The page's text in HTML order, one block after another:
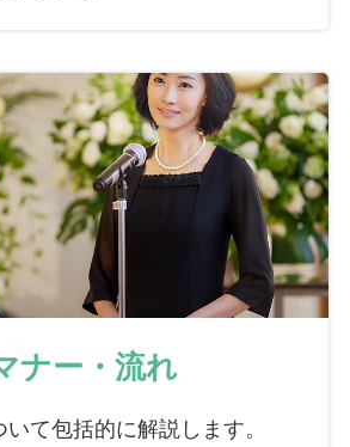
ナー・流れ
て包括的に解説します。